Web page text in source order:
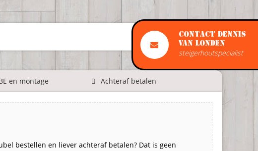
Contact Dennis
van Londen
steigerhoutspecialist
en montage Achteraf betalen
bestellen en liever achteraf betalen? Dat is geen